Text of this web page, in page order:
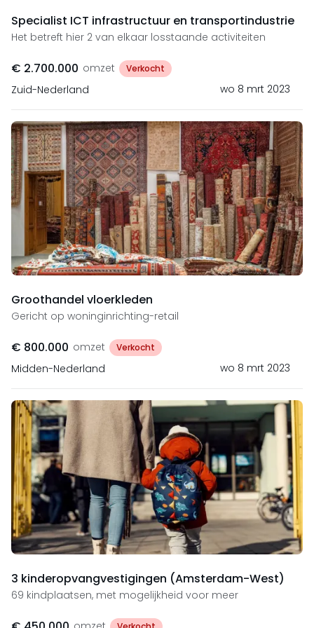
Specialist ICT infrastructuur en transportindustrie
Het betreft hier 2 van elkaar losstaande activiteiten
€ 2.700.000 omzet Verkocht
Zuid-Nederland wo 8 mrt 2023
Groothandel vloerkleden
Gericht op woninginrichting-retail
€ 800.000 omzet Verkocht
Midden-Nederland wo 8 mrt 2023
3 kinderopvangvestigingen (Amsterdam-West)
69 kindplaatsen, met mogelijkheid voor meer